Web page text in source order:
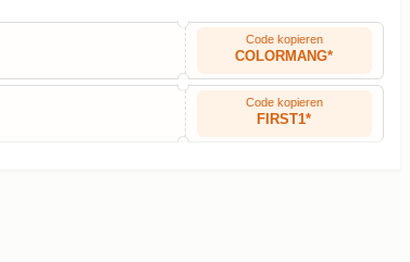
Code kopieren
COLORMANG*
Code kopieren
FIRST1*